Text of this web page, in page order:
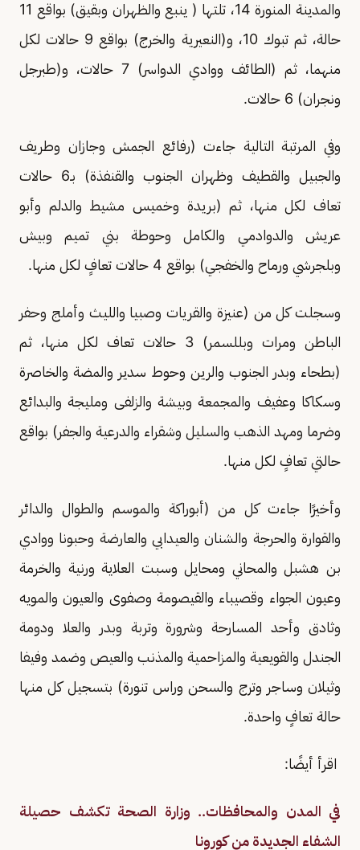
والمدينة المنورة 14، تلتها ( ينبع والظهران وبقيق) بواقع 11
حالة، ثم تبوك 10، و(النعيرية والخرج) بواقع 9 حالات لكل
منهما، ثم (الطائف ووادي الدواسر) 7 حالات، و(طبرجل
ونجران) 6 حالات.
وفي المرتبة التالية جاءت (رفائع الجمش وجازان وطريف
والجبيل والقطيف وظهران الجنوب والقنفذة) بـ6 حالات
تعاف لكل منها، ثم (بريدة وخميس مشيط والدلم وأبو
عريش والدوادمي والكامل وحوطة بني تميم وبيش
وبلجرشي ورماح والخفجي) بواقع 4 حالات تعافٍ لكل منها.
وسجلت كل من (عنيزة والقريات وصبيا والليث وأملج وحفر
الباطن ومرات وبللسمر) 3 حالات تعاف لكل منها، ثم
(بطحاء وبدر الجنوب والرين وحوط سدير والمضة والخاصرة
وسكاكا وعفيف والمجمعة وبيشة والزلفى ومليجة والبدائع
وضرما ومهد الذهب والسليل وشقراء والدرعية والجفر) بواقع
حالتي تعافٍ لكل منها.
وأخيرًا جاءت كل من (أبوراكة والموسم والطوال والدائر
والقوارة والحرجة والشنان والعيدابي والعارضة وحبونا ووادي
بن هشبل والمحاني ومحايل وسبت العلاية ورنية والخرمة
وعيون الجواء وقصيباء والقيصومة وصفوى والعيون والمويه
وثادق وأحد المسارحة وشرورة وتربة وبدر والعلا ودومة
الجندل والقويعية والمزاحمية والمذنب والعيص وضمد وفيفا
وثيلان وساجر وترج والسحن وراس تنورة) بتسجيل كل منها
حالة تعافٍ واحدة.
اقرأ أيضًا:
في المدن والمحافظات.. وزارة الصحة تكشف حصيلة
الشفاء الجديدة من كورونا